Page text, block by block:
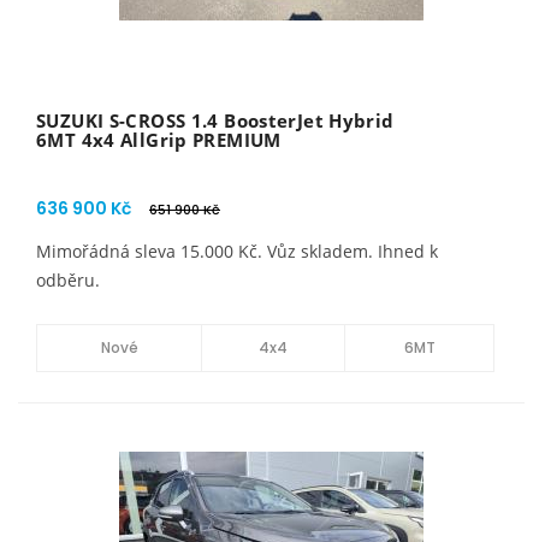
SUZUKI S-CROSS 1.4 BoosterJet Hybrid
6MT 4x4 AllGrip PREMIUM
636 900 Kč 651 900 Kč
Mimořádná sleva 15.000 Kč. Vůz skladem. Ihned k
odběru.
Nové 4x4 6MT